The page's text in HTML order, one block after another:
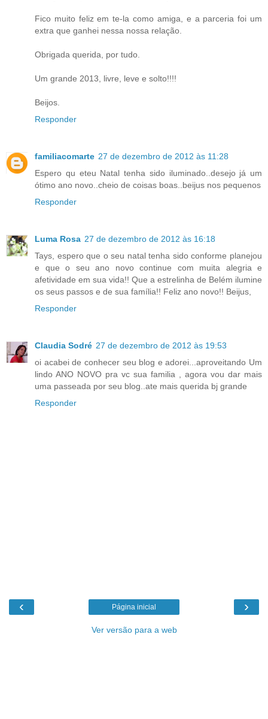
Fico muito feliz em te-la como amiga, e a parceria foi um
extra que ganhei nessa nossa relação.
Obrigada querida, por tudo.
Um grande 2013, livre, leve e solto!!!!
Beijos.
Responder
familiacomarte 27 de dezembro de 2012 às 11:28
Espero qu eteu Natal tenha sido iluminado..desejo já um
ótimo ano novo..cheio de coisas boas..beijus nos pequenos
Responder
Luma Rosa 27 de dezembro de 2012 às 16:18
Tays, espero que o seu natal tenha sido conforme planejou
e que o seu ano novo continue com muita alegria e
afetividade em sua vida!! Que a estrelinha de Belém ilumine
os seus passos e de sua família!! Feliz ano novo!! Beijus,
Responder
Claudia Sodré 27 de dezembro de 2012 às 19:53
oi acabei de conhecer seu blog e adorei...aproveitando Um
lindo ANO NOVO pra vc sua familia , agora vou dar mais
uma passeada por seu blog..ate mais querida bj grande
Responder
‹ ›
Página inicial
Ver versão para a web